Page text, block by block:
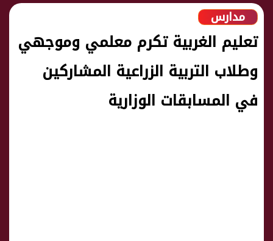
مدارس
تعليم الغربية تكرم معلمي وموجهي
وطلاب التربية الزراعية المشاركين
في المسابقات الوزارية